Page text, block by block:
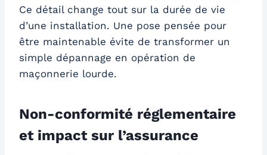
Ce détail change tout sur la durée de vie
d’une installation. Une pose pensée pour
être maintenable évite de transformer un
simple dépannage en opération de
maçonnerie lourde.
Non-conformité réglementaire
et impact sur l’assurance